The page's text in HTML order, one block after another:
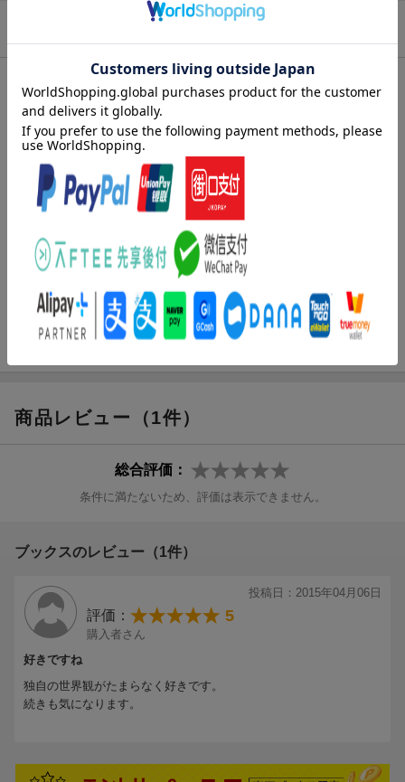
2014年07月
著者／編集 村山慶
シリーズ セントールの悩み
関連作品 セントールの悩み
レーベル リュウコミックス
出版社 徳間書店
発行形態 コミック
ページ数 161p
ISBN 9784199504044
商品レビュー（1件）
総合評価：
条件に満たないため、評価は表示できません。
ブックスのレビュー（1件）
投稿日：2015年04月06日
評価： 5
購入者さん
好きですね
独自の世界観がたまらなく好きです。
続きも気になります。